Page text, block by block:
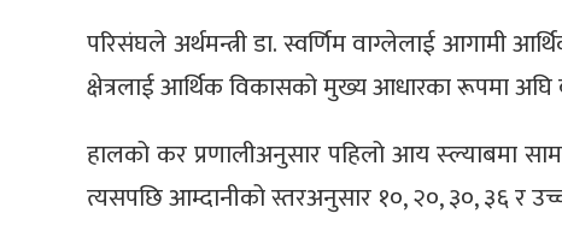
परिसंघले अर्थमन्त्री डा. स्वर्णिम वाग्लेलाई आगामी
क्षेत्रलाई आर्थिक विकासको मुख्य आधारका रूपमा अघि
हालको कर प्रणालीअनुसार पहिलो आय स्ल्याबमा
त्यसपछि आम्दानीको स्तरअनुसार १०, २०, ३०, ३६ र